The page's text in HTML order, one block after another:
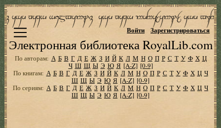
Электронная библиотека RoyalLib.com
Войти Зарегистрироваться
По авторам: А Б В Г Д Е Ж З И Й К Л М Н О П Р С Т У Ф Х Ц
Ч Ш Щ Ы Э Ю Я [A-Z] [0-9]
По книгам: А Б В Г Д Е Ж З И Й К Л М Н О П Р С Т У Ф Х Ц Ч
Ш Щ Ы Э Ю Я [A-Z] [0-9]
По сериям: А Б В Г Д Е Ж З И Й К Л М Н О П Р С Т У Ф Х Ц Ч
Ш Щ Ы Э Ю Я [A-Z] [0-9]